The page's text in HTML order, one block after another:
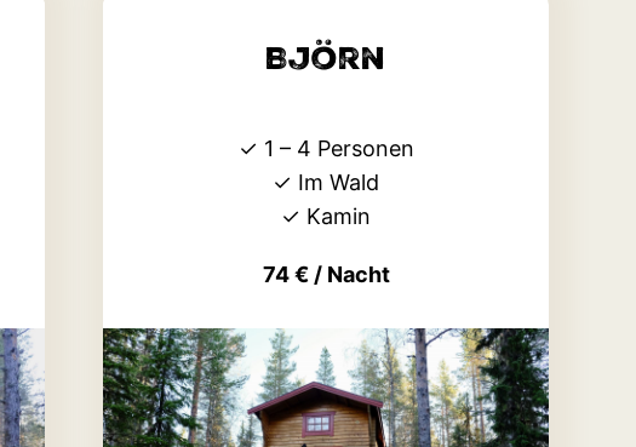
Björn
✓ 1 – 4 Personen
✓ Im Wald
✓ Kamin
74 € / Nacht